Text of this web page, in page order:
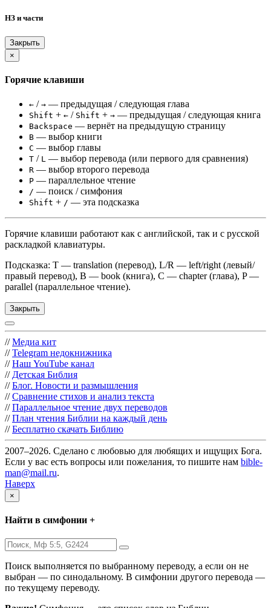
НЗ и части
Закрыть
×
Горячие клавиши
← / → — предыдущая / следующая глава
Shift + ← / Shift + → — предыдущая / следующая книга
Backspace — вернёт на предыдущую страницу
B — выбор книги
C — выбор главы
T / L — выбор перевода (или первого для сравнения)
R — выбор второго перевода
P — параллельное чтение
/ — поиск / симфония
Shift + / — эта подсказка
Горячие клавиши работают как с английской, так и с русской
раскладкой клавиатуры.
Подсказка: T — translation (перевод), L/R — left/right (левый/
правый перевод), B — book (книга), C — chapter (глава), P —
parallel (параллельное чтение).
Закрыть
// Медиа кит
// Telegram недокнижника
// Наш YouTube канал
// Детская Библия
// Блог. Новости и размышления
// Сравнение стихов и анализ текста
// Параллельное чтение двух переводов
// План чтения Библии на каждый день
// Бесплатно скачать Библию
2007–2026. Сделано с любовью для любящих и ищущих Бога.
Если у вас есть вопросы или пожелания, то пишите нам bible-
man@mail.ru.
Наверх
×
Найти в симфонии +
Поиск выполняется по выбранному переводу, а если он не
выбран — по синодальному. В симфонии другого перевода —
по текущему переводу.